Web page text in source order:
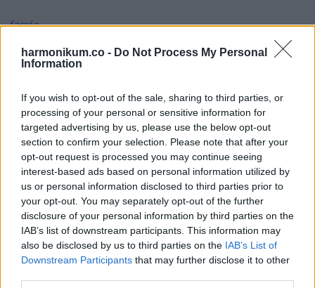
harmonikum.co - Do Not Process My Personal
Information
If you wish to opt-out of the sale, sharing to third parties, or
processing of your personal or sensitive information for
targeted advertising by us, please use the below opt-out
section to confirm your selection. Please note that after your
opt-out request is processed you may continue seeing
interest-based ads based on personal information utilized by
us or personal information disclosed to third parties prior to
your opt-out. You may separately opt-out of the further
disclosure of your personal information by third parties on the
IAB’s list of downstream participants. This information may
also be disclosed by us to third parties on the IAB’s List of
Downstream Participants that may further disclose it to other
forrás
Oszd meg ezt a posztot:
WhatsappRedditShare
via
Email
ELŐZŐ POSZT
Magyar hírességek, akik képtelenek
megélni a nyugdíjukból